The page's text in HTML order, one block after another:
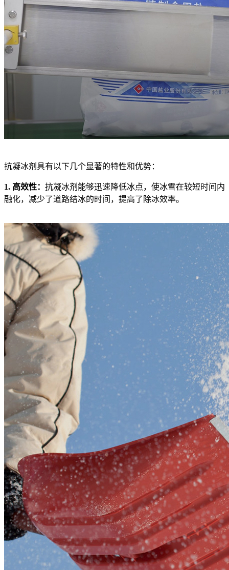
抗凝冰剂具有以下几个显著的特性和优势：
1. 高效性： 抗凝冰剂能够迅速降低冰点，使冰雪在较短时间内
融化，减少了道路结冰的时间，提高了除冰效率。